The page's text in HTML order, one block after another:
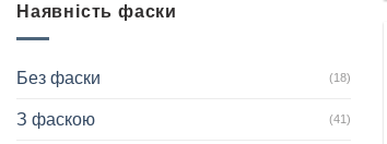
Наявність фаски
Без фаски (18)
З фаскою (41)